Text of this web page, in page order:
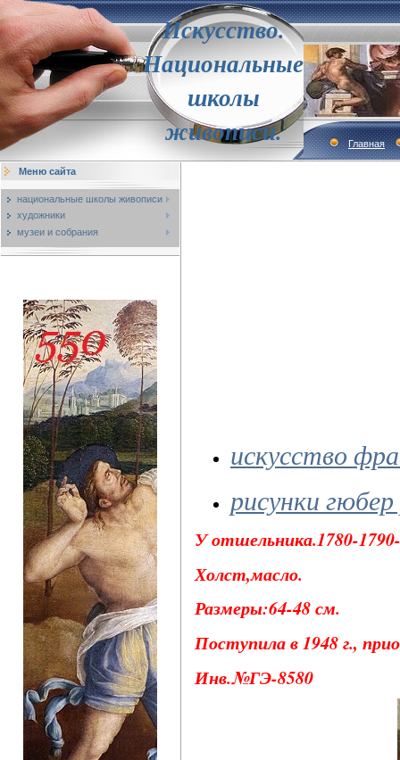
Искусство.
Национальные
школы
живописи.
Главная
Меню сайта
национальные школы живописи
художники
музеи и собрания
искусство
рисунки
У отшельника.1780-
Холст,масло.
Размеры:64-48 см.
Поступила в 1948 г.,
Инв.№ГЭ-8580